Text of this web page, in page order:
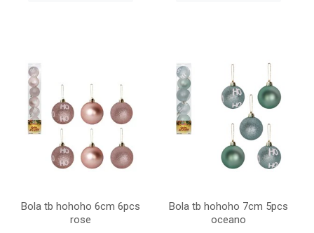
Bola tb hohoho 6cm 6pcs
rose
Bola tb hohoho 7cm 5pcs
oceano